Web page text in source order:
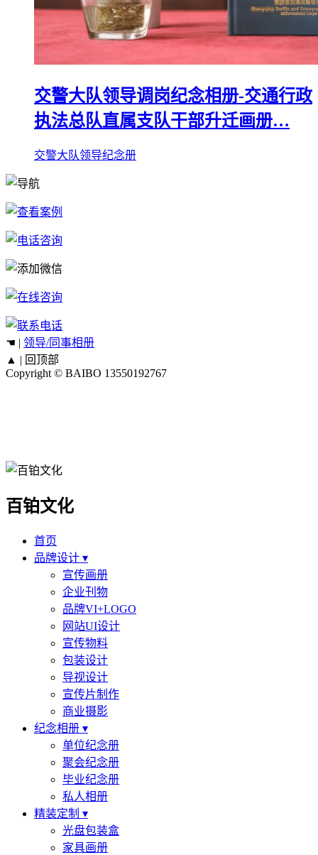
交警大队领导调岗纪念相册-交通行政
执法总队直属支队干部升迁画册…
交警大队领导纪念册
☚ | 领导/同事相册
▲ | 回顶部
Copyright © BAIBO 13550192767
百铂文化
首页
品牌设计 ▾
宣传画册
企业刊物
品牌VI+LOGO
网站UI设计
宣传物料
包装设计
导视设计
宣传片制作
商业摄影
纪念相册 ▾
单位纪念册
聚会纪念册
毕业纪念册
私人相册
精装定制 ▾
光盘包装盒
家具画册